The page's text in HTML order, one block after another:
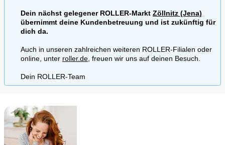
Dein nächst gelegener ROLLER-Markt Zöllnitz (Jena)
übernimmt deine Kundenbetreuung und ist zukünftig für
dich da.
Auch in unseren zahlreichen weiteren ROLLER-Filialen oder
online, unter roller.de, freuen wir uns auf deinen Besuch.
Dein ROLLER-Team